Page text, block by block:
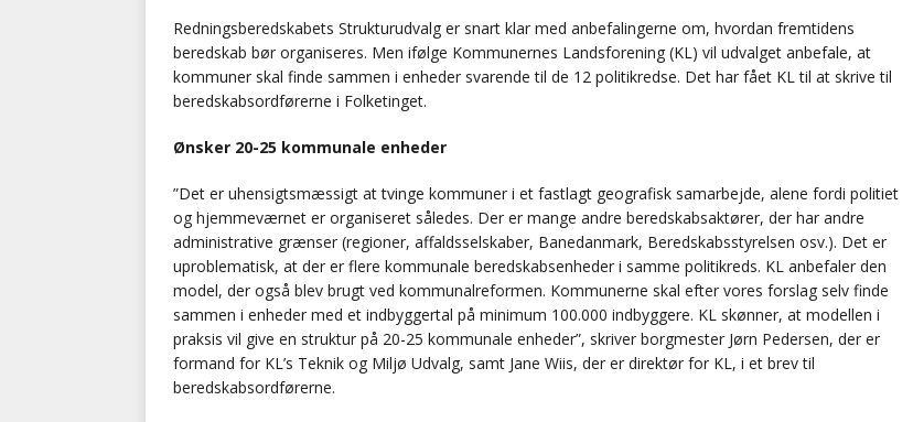
Redningsberedskabets Strukturudvalg er snart klar med anbefalingerne om, hvordan fremtidens
beredskab bør organiseres. Men ifølge Kommunernes Landsforening (KL) vil udvalget anbefale, at
kommuner skal finde sammen i enheder svarende til de 12 politikredse. Det har fået KL til at skrive til
beredskabsordførerne i Folketinget.
Ønsker 20-25 kommunale enheder
”Det er uhensigtsmæssigt at tvinge kommuner i et fastlagt geografisk samarbejde, alene fordi politiet
og hjemmeværnet er organiseret således. Der er mange andre beredskabsaktører, der har andre
administrative grænser (regioner, affaldsselskaber, Banedanmark, Beredskabsstyrelsen osv.). Det er
uproblematisk, at der er flere kommunale beredskabsenheder i samme politikreds. KL anbefaler den
model, der også blev brugt ved kommunalreformen. Kommunerne skal efter vores forslag selv finde
sammen i enheder med et indbyggertal på minimum 100.000 indbyggere. KL skønner, at modellen i
praksis vil give en struktur på 20-25 kommunale enheder”, skriver borgmester Jørn Pedersen, der er
formand for KL’s Teknik og Miljø Udvalg, samt Jane Wiis, der er direktør for KL, i et brev til
beredskabsordførerne.